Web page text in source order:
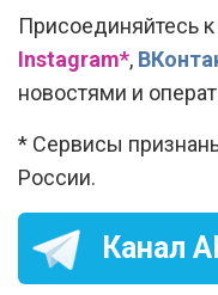
Присоединяйтесь
Instagram*,
новостями и
* Сервисы
России.
Канал